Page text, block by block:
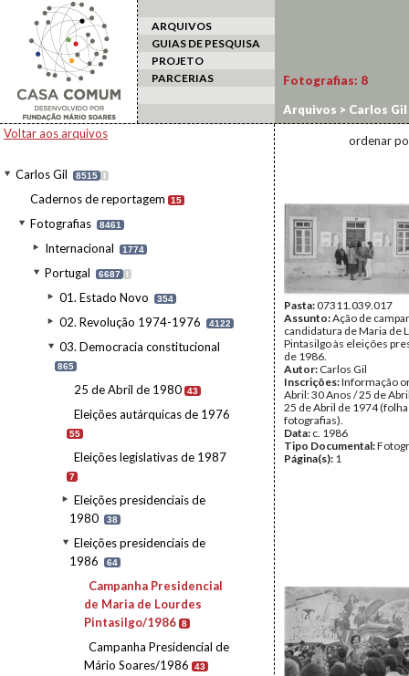
ARQUIVOS
GUIAS DE PESQUISA
PROJETO
PARCERIAS
Voltar aos arquivos
Carlos Gil 8515 I
Cadernos de reportagem 15
Fotografias 8461
Internacional 1774
Portugal 6687 I
01. Estado Novo 354
02. Revolução 1974-1976 4122
03. Democracia constitucional
865
25 de Abril de 1980 43
Eleições autárquicas de 1976
55
Eleições legislativas de 1987
7
Eleições presidenciais de
1980
38
Eleições presidenciais de
1986
64
Campanha Presidencial
de Maria de Lourdes
Pintasilgo/1986 8
Campanha Presidencial de
Mário Soares/1986
43
Fotografias: 8
Arquivos > Carlos Gil
1986>Campanha
ordenar
Pasta:07311.039.017
Assunto:Ação de
candidatura de Maria de
Pintasilgo às eleições
de 1986.
Autor: Carlos Gil
Inscrições:Informação
Abril: 30 Anos / 25 de
25 de Abril de 1974
fotografias).
Data: c. 1986
Tipo Documental:
Página(s): 1